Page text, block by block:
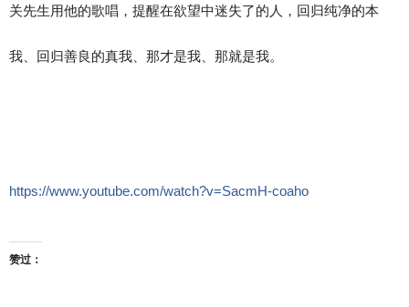
关先生用他的歌唱，提醒在欲望中迷失了的人，回归纯净的本
我、回归善良的真我、那才是我、那就是我。
https://www.youtube.com/watch?v=SacmH-coaho
赞过：